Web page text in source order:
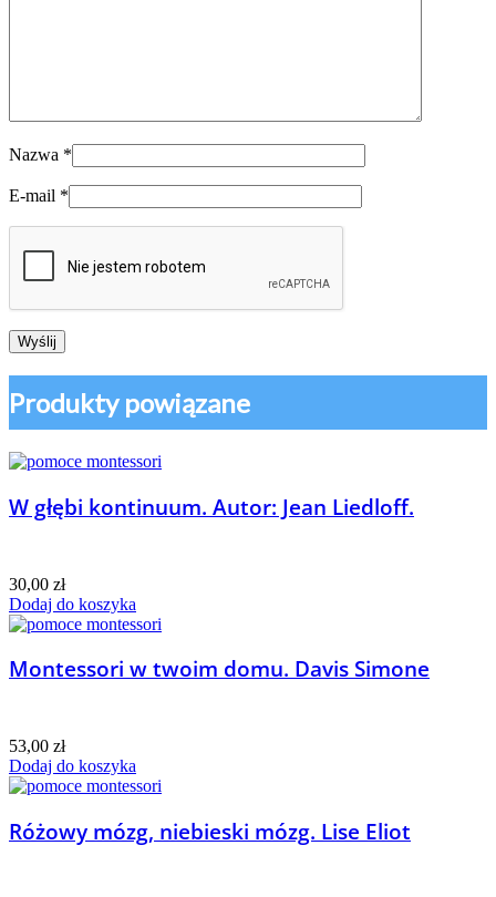
Nazwa *
E-mail *
Produkty powiązane
W głębi kontinuum. Autor: Jean Liedloff.
30,00 zł
Dodaj do koszyka
Montessori w twoim domu. Davis Simone
53,00 zł
Dodaj do koszyka
Różowy mózg, niebieski mózg. Lise Eliot